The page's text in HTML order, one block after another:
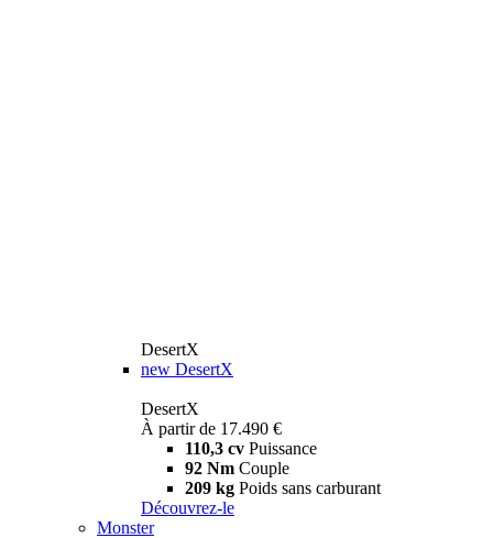
DesertX
new DesertX
DesertX
À partir de 17.490 €
110,3 cv Puissance
92 Nm Couple
209 kg Poids sans carburant
Découvrez-le
Monster